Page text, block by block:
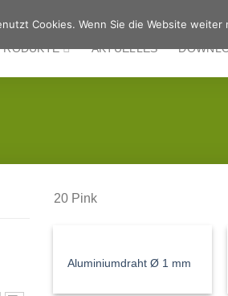
AKTUELLES
20 Pink
Aluminiumdraht Ø 1 mm
Cookies. Wenn Sie die Website